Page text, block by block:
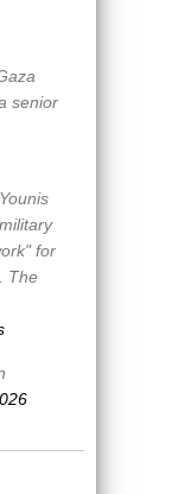
senior
for
The